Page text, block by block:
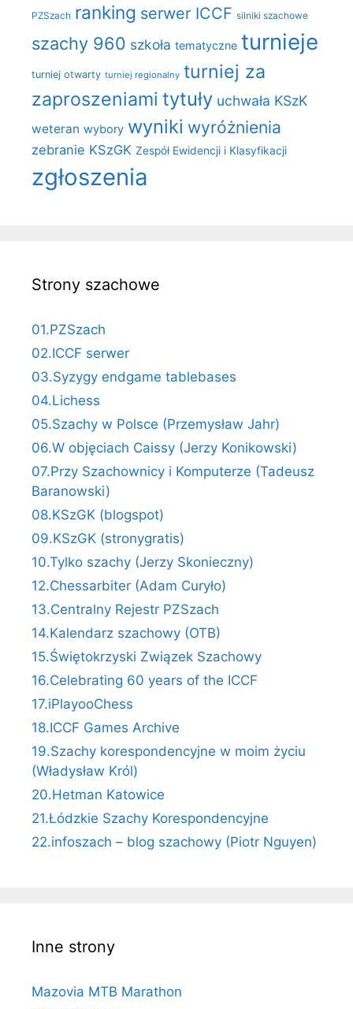
PZSzach ranking serwer ICCF silniki szachowe
szachy 960 szkoła tematyczne turnieje
turniej otwarty turniej regionalny turniej za
zaproszeniami tytuły uchwała KSzK
weteran wybory wyniki wyróżnienia
zebranie KSzGK Zespół Ewidencji i Klasyfikacji
zgłoszenia
Strony szachowe
01.PZSzach
02.ICCF serwer
03.Syzygy endgame tablebases
04.Lichess
05.Szachy w Polsce (Przemysław Jahr)
06.W objęciach Caissy (Jerzy Konikowski)
07.Przy Szachownicy i Komputerze (Tadeusz
Baranowski)
08.KSzGK (blogspot)
09.KSzGK (stronygratis)
10.Tylko szachy (Jerzy Skonieczny)
12.Chessarbiter (Adam Curyło)
13.Centralny Rejestr PZSzach
14.Kalendarz szachowy (OTB)
15.Świętokrzyski Związek Szachowy
16.Celebrating 60 years of the ICCF
17.iPlayooChess
18.ICCF Games Archive
19.Szachy korespondencyjne w moim życiu
(Władysław Król)
20.Hetman Katowice
21.Łódzkie Szachy Korespondencyjne
22.infoszach – blog szachowy (Piotr Nguyen)
Inne strony
Mazovia MTB Marathon